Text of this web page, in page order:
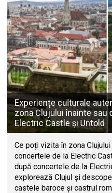
Experiențe culturale
zona Clujului înainte sau
Electric Castle și Untold
Ce poți vizita în zona
concertele de la Electric
după concertele de la
explorează Clujul și
castele baroce și castrul